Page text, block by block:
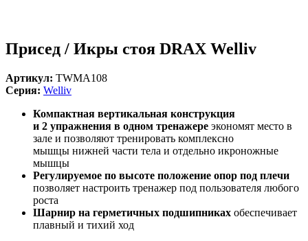
Присед / Икры стоя DRAX Welliv
Артикул: TWMA108
Серия: Welliv
Компактная вертикальная конструкция
и 2 упражнения в одном тренажере экономят место в
зале и позволяют тренировать комплексно
мышцы нижней части тела и отдельно икроножные
мышцы
Регулируемое по высоте положение опор под плечи
позволяет настроить тренажер под пользователя любого
роста
Шарнир на герметичных подшипниках обеспечивает
плавный и тихий ход